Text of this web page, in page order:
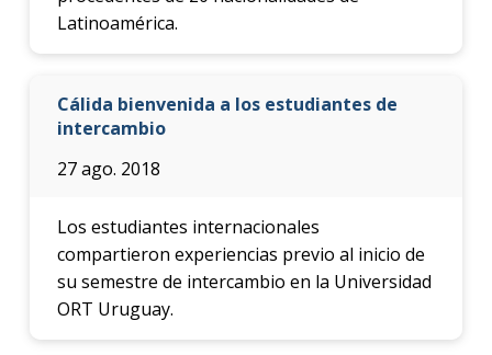
Latinoamérica.
Cálida bienvenida a los estudiantes de
intercambio
27 ago. 2018
Los estudiantes internacionales
compartieron experiencias previo al inicio de
su semestre de intercambio en la Universidad
ORT Uruguay.